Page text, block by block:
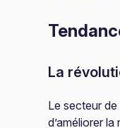
La
Le secteur
d’améliorer